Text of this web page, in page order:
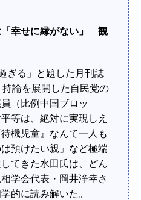
「幸せに縁がない」 観
ぎる」と題した月刊誌
持論を展開した自民党の
（比例中国ブロッ
等は、絶対に実現しえ
機児童』なんて一人も
預けたい親」など極端
てきた水田氏は、どん
学会代表・岡井浄幸さ
的に読み解いた。